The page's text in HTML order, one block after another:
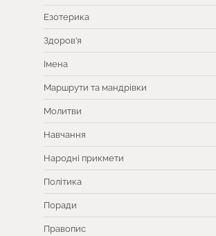
Езотерика
Здоров’я
Імена
Маршрути та мандрівки
Молитви
Навчання
Народні прикмети
Політика
Поради
Правопис